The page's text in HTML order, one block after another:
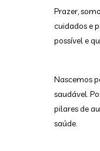
Prazer,
cuidados e
possível e
Nascemos
saudável.
pilares de
saúde.